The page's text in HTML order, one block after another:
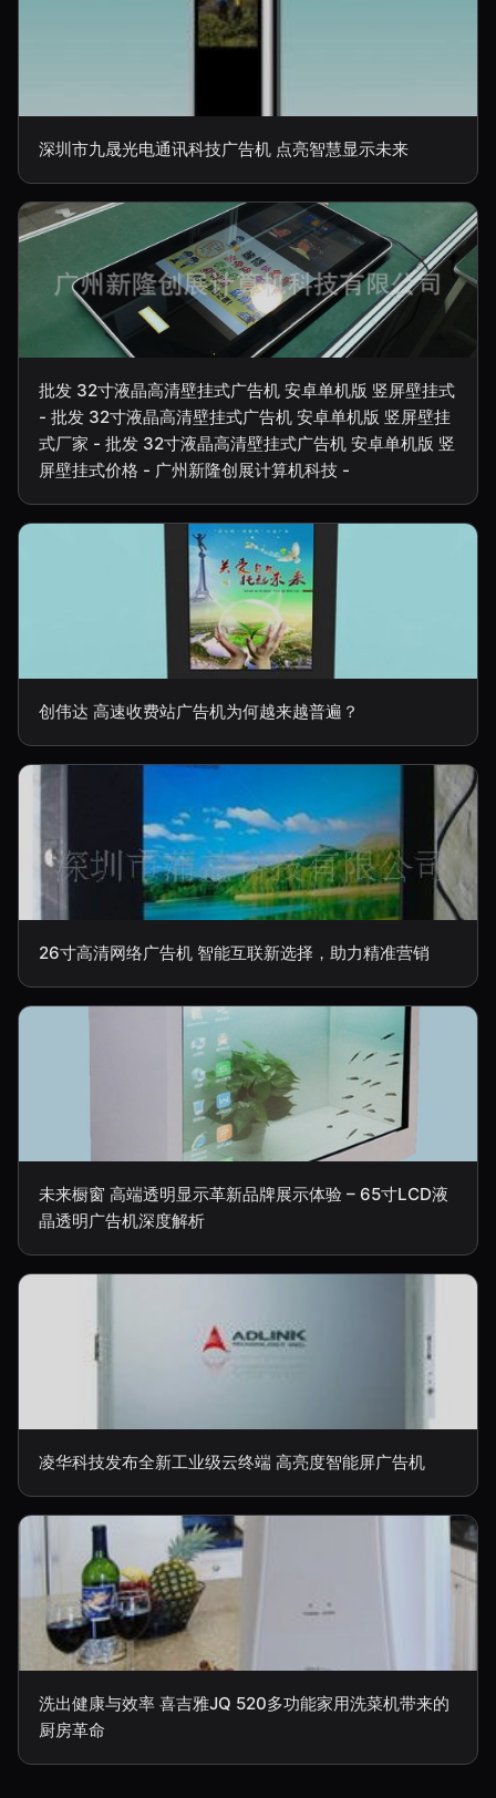
深圳市九晟光电通讯科技广告机 点亮智慧显示未来
批发 32寸液晶高清壁挂式广告机 安卓单机版 竖屏壁挂式
- 批发 32寸液晶高清壁挂式广告机 安卓单机版 竖屏壁挂
式厂家 - 批发 32寸液晶高清壁挂式广告机 安卓单机版 竖
屏壁挂式价格 - 广州新隆创展计算机科技 -
创伟达 高速收费站广告机为何越来越普遍？
26寸高清网络广告机 智能互联新选择，助力精准营销
未来橱窗 高端透明显示革新品牌展示体验 – 65寸LCD液
晶透明广告机深度解析
凌华科技发布全新工业级云终端 高亮度智能屏广告机
洗出健康与效率 喜吉雅JQ 520多功能家用洗菜机带来的
厨房革命